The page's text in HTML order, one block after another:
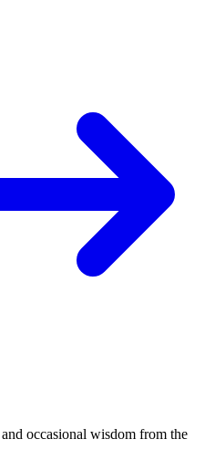
occasional wisdom from the